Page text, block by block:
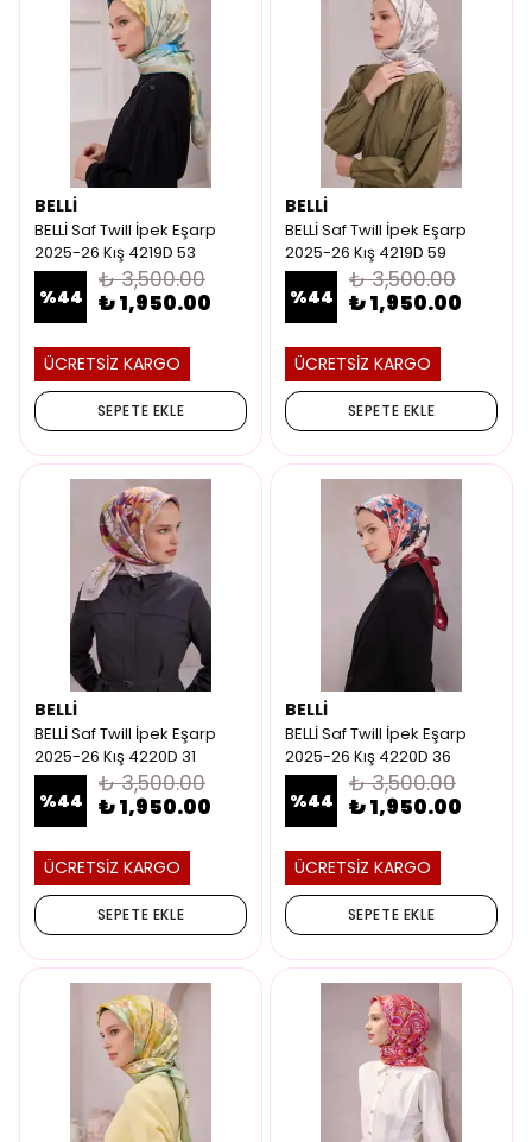
BELLİ
BELLİ Saf Twill İpek Eşarp
2025-26 Kış 4219D 53
%44
₺ 3,500.00
₺ 1,950.00
ÜCRETSİZ KARGO
SEPETE EKLE
BELLİ
BELLİ Saf Twill İpek Eşarp
2025-26 Kış 4219D 59
%44
₺ 3,500.00
₺ 1,950.00
ÜCRETSİZ KARGO
SEPETE EKLE
BELLİ
BELLİ Saf Twill İpek Eşarp
2025-26 Kış 4220D 31
%44
₺ 3,500.00
₺ 1,950.00
ÜCRETSİZ KARGO
SEPETE EKLE
BELLİ
BELLİ Saf Twill İpek Eşarp
2025-26 Kış 4220D 36
%44
₺ 3,500.00
₺ 1,950.00
ÜCRETSİZ KARGO
SEPETE EKLE